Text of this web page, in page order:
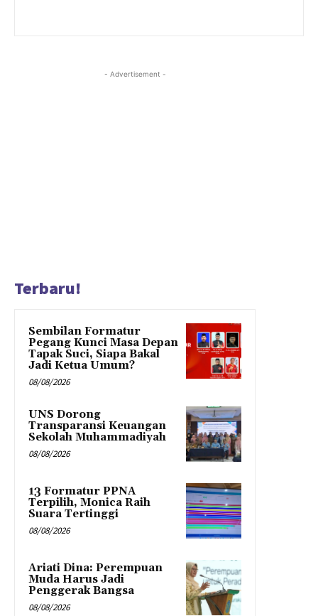
- Advertisement -
Terbaru!
Sembilan Formatur
Pegang Kunci Masa Depan
Tapak Suci, Siapa Bakal
Jadi Ketua Umum?
08/08/2026
UNS Dorong
Transparansi Keuangan
Sekolah Muhammadiyah
08/08/2026
13 Formatur PPNA
Terpilih, Monica Raih
Suara Tertinggi
08/08/2026
Ariati Dina: Perempuan
Muda Harus Jadi
Penggerak Bangsa
08/08/2026